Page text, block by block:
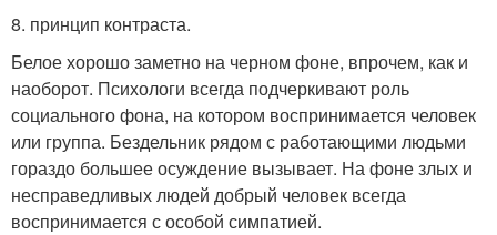
8. принцип контраста.
Белое хорошо заметно на черном фоне, впрочем, как и
наоборот. Психологи всегда подчеркивают роль
социального фона, на котором воспринимается человек
или группа. Бездельник рядом с работающими людьми
гораздо большее осуждение вызывает. На фоне злых и
несправедливых людей добрый человек всегда
воспринимается с особой симпатией.